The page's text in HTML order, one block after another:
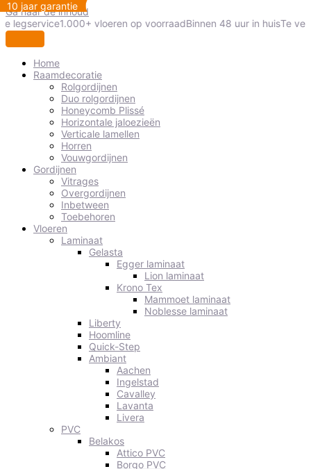
Ga naar de inhoud
legservice1.000+ vloeren op voorraadBinnen 48 uur in huisTe
Home
Raamdecoratie
Rolgordijnen
Duo rolgordijnen
Honeycomb Plissé
Horizontale jaloezieën
Verticale lamellen
Horren
Vouwgordijnen
Gordijnen
Vitrages
Overgordijnen
Inbetween
Toebehoren
Vloeren
Laminaat
Gelasta
Egger laminaat
Lion laminaat
Krono Tex
Mammoet laminaat
Noblesse laminaat
Liberty
Hoomline
Quick-Step
Ambiant
Aachen
Ingelstad
Cavalley
Lavanta
Livera
PVC
Belakos
Attico PVC
Borgo PVC
10 jaar garantie
10 jaar garantie
10 jaar garantie
10 jaar garantie